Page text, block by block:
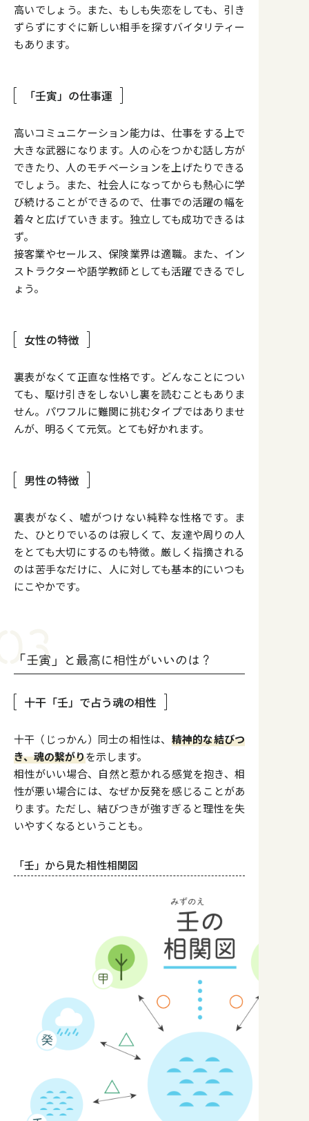
高いでしょう。また、もしも失恋をしても、引き
ずらずにすぐに新しい相手を探すバイタリティー
もあります。
「壬寅」の仕事運
高いコミュニケーション能力は、仕事をする上で
大きな武器になります。人の心をつかむ話し方が
できたり、人のモチベーションを上げたりできる
でしょう。また、社会人になってからも熱心に学
び続けることができるので、仕事での活躍の幅を
着々と広げていきます。独立しても成功できるは
ず。
接客業やセールス、保険業界は適職。また、イン
ストラクターや語学教師としても活躍できるでし
ょう。
女性の特徴
裏表がなくて正直な性格です。どんなことについ
ても、駆け引きをしないし裏を読むこともありま
せん。パワフルに難関に挑むタイプではありませ
んが、明るくて元気。とても好かれます。
男性の特徴
裏表がなく、嘘がつけない純粋な性格です。ま
た、ひとりでいるのは寂しくて、友達や周りの人
をとても大切にするのも特徴。厳しく指摘される
のは苦手なだけに、人に対しても基本的にいつも
にこやかです。
「壬寅」と最高に相性がいいのは？
十干「壬」で占う魂の相性
十干（じっかん）同士の相性は、 精神的な結びつ
き、魂の繋がりを示します。
相性がいい場合、自然と惹かれる感覚を抱き、相
性が悪い場合には、なぜか反発を感じることがあ
ります。ただし、結びつきが強すぎると理性を失
いやすくなるということも。
「壬」から見た相性相関図